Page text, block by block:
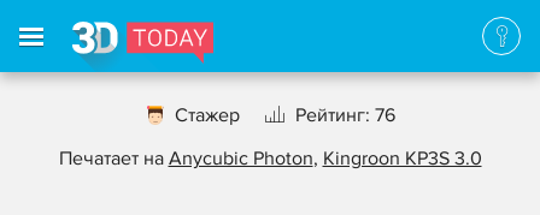
Стажер
Рейтинг: 76
Печатает на Anycubic Photon, Kingroon KP3S 3.0